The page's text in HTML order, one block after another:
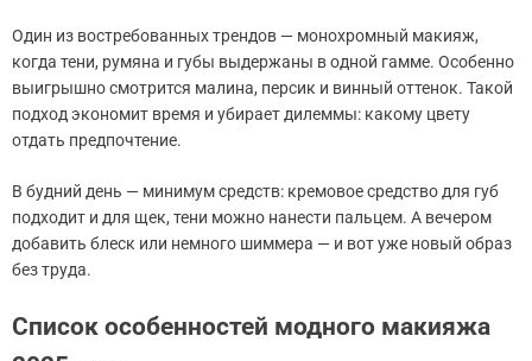
Один из востребованных трендов — монохромный макияж,
когда тени, румяна и губы выдержаны в одной гамме. Особенно
выигрышно смотрится малина, персик и винный оттенок. Такой
подход экономит время и убирает дилеммы: какому цвету
отдать предпочтение.
В будний день — минимум средств: кремовое средство для губ
подходит и для щек, тени можно нанести пальцем. А вечером
добавить блеск или немного шиммера — и вот уже новый образ
без труда.
Список особенностей модного макияжа